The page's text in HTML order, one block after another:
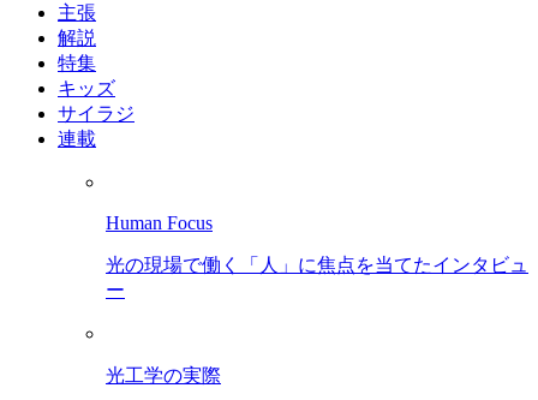
主張
解説
特集
キッズ
サイラジ
連載
Human Focus
光の現場で働く「人」に焦点を当てたインタビュ
ー
光工学の実際